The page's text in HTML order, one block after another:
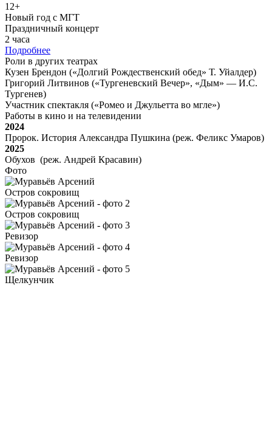
12+
Новый год с МГТ
Праздничный концерт
2 часа
Подробнее
Роли в других театрах
Кузен Брендон («Долгий Рождественский обед» Т. Уйалдер)
Григорий Литвинов («Тургеневский Вечер», «Дым» — И.С.
Тургенев)
Участник спектакля («Ромео и Джульетта во мгле»)
Работы в кино и на телевидении
2024
Пророк. История Александра Пушкина (реж. Феликс Умаров)
2025
Обухов (реж. Андрей Красавин)
Фото
Остров сокровищ
Остров сокровищ
Ревизор
Ревизор
Щелкунчик